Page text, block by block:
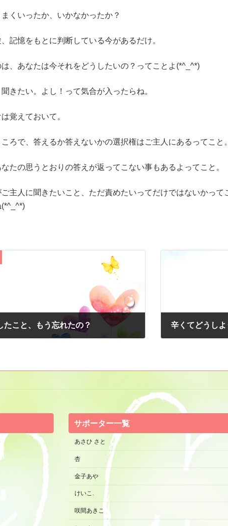
くいったか、いかなかったか？
記憶をもとに判断している今があるだけ。
、あなたは今それをどうしたいの？ってことよ(*^_^*)
きたい。よし！って気合が入ったらね。
覚えておいて。
ろで、答えるか答えないかの選択権はご主人にあるってこと。
たの思うとおりの答えが返ってこない事もあるよってこと。
主人に聞きたいこと、ただ責めたいってだけではないかって
たこと、もう忘れたの？ 辛くてどうし
サポーター一覧
あさひ さと
杏
金子あや
けいこ.
咲間あきこ